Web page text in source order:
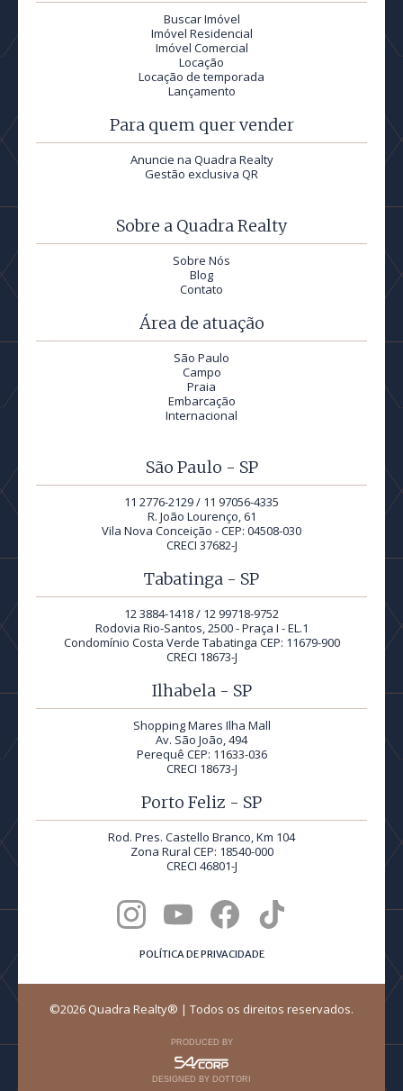
Buscar Imóvel
Imóvel Residencial
Imóvel Comercial
Locação
Locação de temporada
Lançamento
Para quem quer vender
Anuncie na Quadra Realty
Gestão exclusiva QR
Sobre a Quadra Realty
Sobre Nós
Blog
Contato
Área de atuação
São Paulo
Campo
Praia
Embarcação
Internacional
São Paulo - SP
11 2776-2129 / 11 97056-4335
R. João Lourenço, 61
Vila Nova Conceição - CEP: 04508-030
CRECI 37682-J
Tabatinga - SP
12 3884-1418 / 12 99718-9752
Rodovia Rio-Santos, 2500 - Praça I - EL.1
Condomínio Costa Verde Tabatinga CEP: 11679-900
CRECI 18673-J
Ilhabela - SP
Shopping Mares Ilha Mall
Av. São João, 494
Perequê CEP: 11633-036
CRECI 18673-J
Porto Feliz - SP
Rod. Pres. Castello Branco, Km 104
Zona Rural CEP: 18540-000
CRECI 46801-J
POLÍTICA DE PRIVACIDADE
©2026 Quadra Realty® | Todos os direitos reservados.
PRODUCED BY
DESIGNED BY DOTTORI